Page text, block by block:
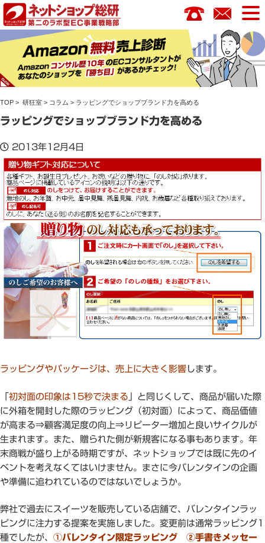
コ
ン
へ
キ
ッ
TOP > 研狂室 > コラム > ラッピングでショップブランド力を高める
ラッピングでショップブランド力を高める
2013年12月4日
ラッピングやパッケージは、売上に大きく影響 します。
「初対面の印象は15秒で決まる 」と同じくして、商品が届いた際
に外箱を開封した際のラッピング（初対面）によって、商品価値
が高まる⇒顧客満足度の向上⇒リピーター増加と良いサイクルが
生まれます。また、贈られた側が新規客になる事もあります。年
末商戦が盛り上がる時期ですが、ネットショップでは既に先のイ
ベントを考えなくてはいけません。まさに今バレンタインの企画
や準備に追われているのではないでしょうか。
弊社で過去にスイーツを販売している店舗で、バレンタインラッ
ピングに注力する提案を実施しました。変更前は通常ラッピング1
種でしたが、 ①バレンタイン限定ラッピング ②手書きメッセー